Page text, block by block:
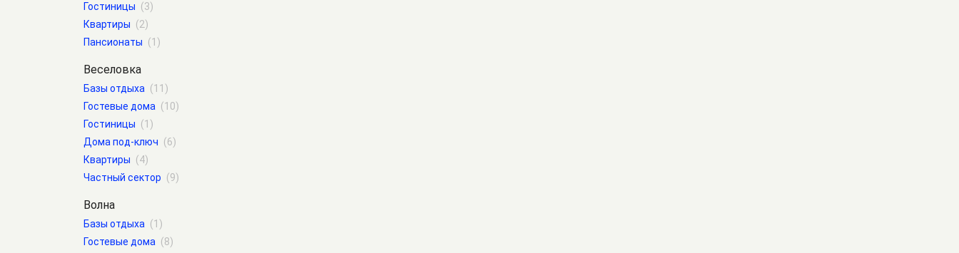
Гостиницы (3)
Квартиры (2)
Пансионаты (1)
Веселовка
Базы отдыха (11)
Гостевые дома (10)
Гостиницы (1)
Дома под-ключ (6)
Квартиры (4)
Частный сектор (9)
Волна
Базы отдыха (1)
Гостевые дома (8)